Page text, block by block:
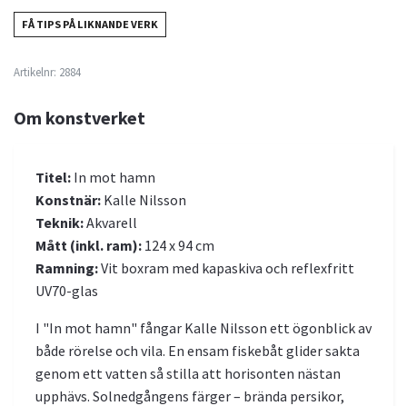
FÅ TIPS PÅ LIKNANDE VERK
Artikelnr: 2884
Om konstverket
Titel: In mot hamn
Konstnär: Kalle Nilsson
Teknik:Akvarell
Mått (inkl. ram): 124 x 94 cm
Ramning:Vit boxram med kapaskiva och reflexfritt
UV70-glas
I "In mot hamn" fångar Kalle Nilsson ett ögonblick av
både rörelse och vila. En ensam fiskebåt glider sakta
genom ett vatten så stilla att horisonten nästan
upphävs. Solnedgångens färger – brända persikor,